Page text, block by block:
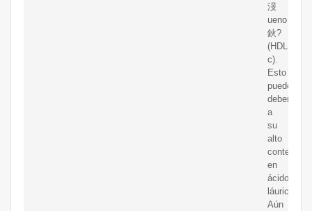
渂
ueno
鈥?
(HDL-
c).
Esto
puede
deberse
a
su
alto
contenido
en
ácido
láurico.
Aún